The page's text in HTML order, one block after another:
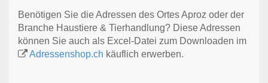
Benötigen Sie die Adressen des Ortes Aproz oder der
Branche Haustiere & Tierhandlung? Diese Adressen
können Sie auch als Excel-Datei zum Downloaden im
Adressenshop.ch käuflich erwerben.